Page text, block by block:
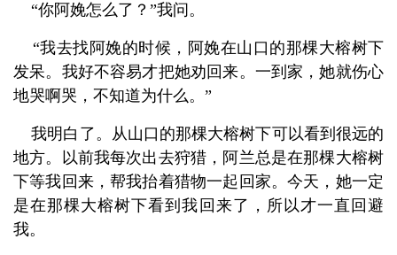
“你阿娩怎么了？ ”我问。
“我去找阿娩的时候，阿娩在山口的那棵大榕树下
发呆。我好不容易才把她劝回来。一到家，她就伤心
地哭啊哭，不知道为什么。 ”
我明白了。从山口的那棵大榕树下可以看到很远的
地方。以前我每次出去狩猎，阿兰总是在那棵大榕树
下等我回来，帮我抬着猎物一起回家。今天，她一定
是在那棵大榕树下看到我回来了，所以才一直回避
我。